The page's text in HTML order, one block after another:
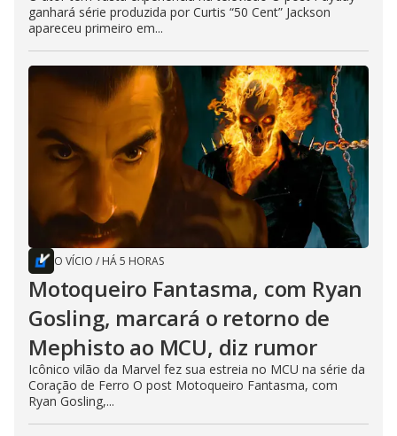
ganhará série produzida por Curtis “50 Cent” Jackson
apareceu primeiro em...
O VÍCIO / HÁ 5 HORAS
Motoqueiro Fantasma, com Ryan
Gosling, marcará o retorno de
Mephisto ao MCU, diz rumor
Icônico vilão da Marvel fez sua estreia no MCU na série da
Coração de Ferro O post Motoqueiro Fantasma, com
Ryan Gosling,...